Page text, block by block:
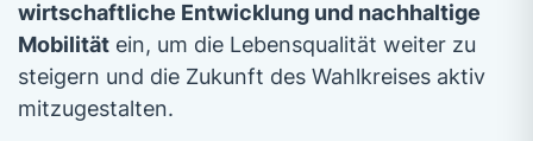
wirtschaftliche Entwicklung und nachhaltige
Mobilität ein, um die Lebensqualität weiter zu
steigern und die Zukunft des Wahlkreises aktiv
mitzugestalten.